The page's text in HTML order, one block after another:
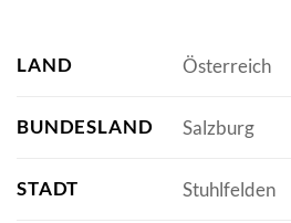
LAND Österreich
BUNDESLAND Salzburg
STADT Stuhlfelden